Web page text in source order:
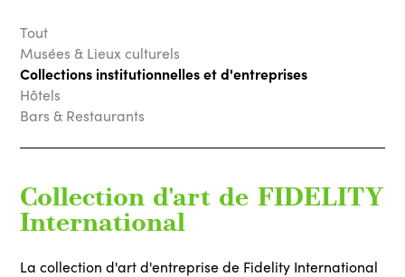
Tout
Musées & Lieux culturels
Collections institutionnelles et d'entreprises
Hôtels
Bars & Restaurants
Collection d'art de FIDELITY
International
La collection d'art d'entreprise de Fidelity International